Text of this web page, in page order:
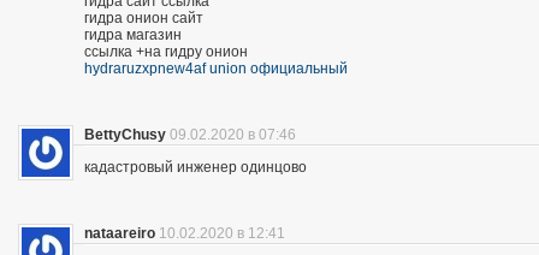
гидра онион сайт
гидра магазин
ссылка +на гидру онион
hydraruzxpnew4af union официальный
BettyChusy 09.02.2020 в 07:46
кадастровый инженер одинцово
nataareiro 10.02.2020 в 12:41